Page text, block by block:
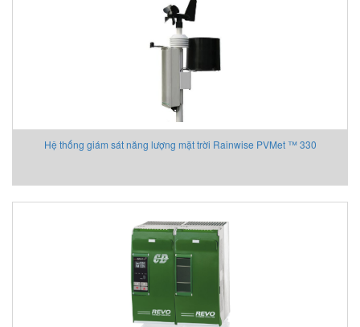
Hệ thống giám sát năng lượng mặt trời Rainwise PVMet ™ 330